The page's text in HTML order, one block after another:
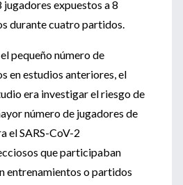
jugadores expuestos a 8
durante cuatro partidos.
pequeño número de
en estudios anteriores, el
era investigar el riesgo de
número de jugadores de
el SARS-CoV-2
que participaban
entrenamientos o partidos